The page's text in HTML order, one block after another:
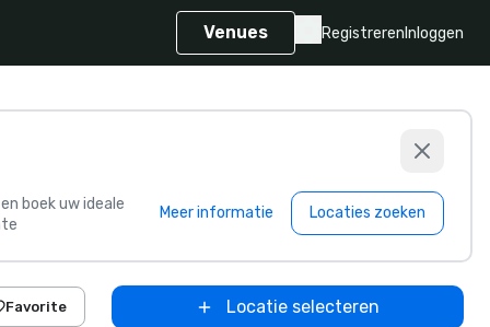
Venues Registreren Inloggen
boek uw ideale
Meer informatie Locaties zoeken
Favorite Locatie selecteren